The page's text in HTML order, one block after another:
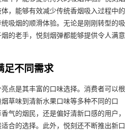
，能够有效减少传统香烟吸入过程中的
吸烟的顺滑体验。无论是刚刚转型的吸
的老手，悦刻烟弹都能够提供令人满意
足不同需求
点是其丰富的口味选择。消费者可以根
草味到清新水果口味等多种不同的口
气的烟民，还是偏好清新口感的用户，
合的选择。此外，悦刻还不断推出新口